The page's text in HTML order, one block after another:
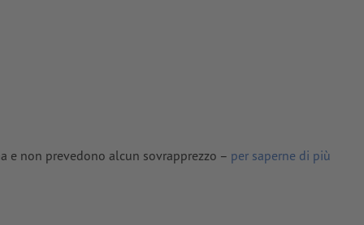
e non prevedono alcun sovrapprezzo – per saperne di più